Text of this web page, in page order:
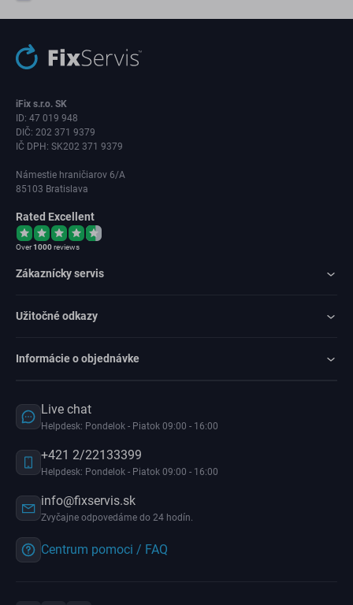
iFix s.r.o. SK
ID: 47 019 948
DIČ: 202 371 9379
IČ DPH: SK202 371 9379
Námestie hraničiarov 6/A
85103 Bratislava
Rated Excellent
Over1000reviews
Zákaznícky servis
Užitočné odkazy
Informácie o objednávke
Live chat
Helpdesk: Pondelok - Piatok 09:00 - 16:00
+421 2/22133399
Helpdesk: Pondelok - Piatok 09:00 - 16:00
info@fixservis.sk
Zvyčajne odpovedáme do 24 hodín.
Centrum pomoci / FAQ